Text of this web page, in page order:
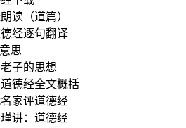
读（道篇）
经逐句翻译
思
子的思想
德经全文概括
家评道德经
讲：道德经